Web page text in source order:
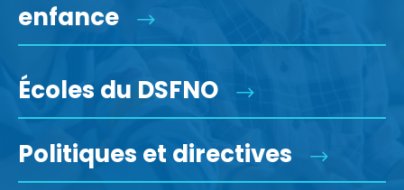
enfance
Écoles du DSFNO
Politiques et directives